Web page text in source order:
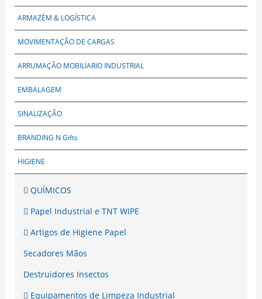
ARMAZÉM & LOGÍSTICA
MOVIMENTAÇÃO DE CARGAS
ARRUMAÇÃO MOBILIARIO INDUSTRIAL
EMBALAGEM
SINALIZAÇÃO
BRANDING N Gifts
HIGIENE
QUÍMICOS
Papel Industrial e TNT WIPE
Artigos de Higiene Papel
Secadores Mãos
Destruidores Insectos
Equipamentos de Limpeza Industrial